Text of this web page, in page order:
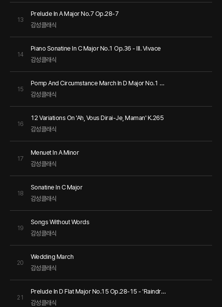
13
Prelude In A Major No.7 Op.28-7
감성클래식
14
Piano Sonatine In C Major No.1 Op.36 - III. Vivace
감성클래식
15
Pomp And Circumstance March In D Major No.1 Op.39
감성클래식
16
12 Variations On 'Ah, Vous Dirai-Je, Maman' K.265
감성클래식
17
Menuet In A Minor
감성클래식
18
Sonatine In C Major
감성클래식
19
Songs Without Words
감성클래식
20
Wedding March
감성클래식
21
Prelude In D Flat Major No.15 Op.28-15 - 'Raindrop'
감성클래식